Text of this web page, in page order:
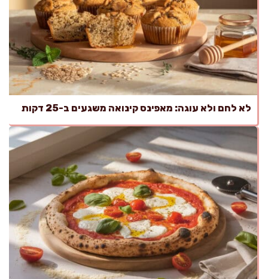
לא לחם ולא עוגה: מאפינס קינואה משגעים ב-25 דקות